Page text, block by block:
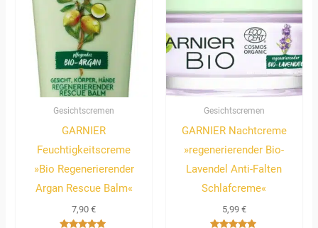
Gesichtscremen
GARNIER
Feuchtigkeitscreme
»Bio Regenerierender
Argan Rescue Balm«
7,90€
Gesichtscremen
GARNIER Nachtcreme
»regenerierender Bio-
Lavendel Anti-Falten
Schlafcreme«
5,99 €